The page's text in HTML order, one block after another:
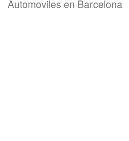
Automoviles en Barcelona